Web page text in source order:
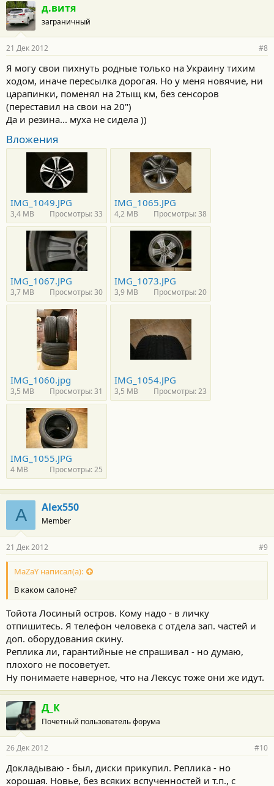
д.витя
заграничный
21 Дек 2012 #8
Я могу свои пихнуть родные только на Украину тихим
ходом, иначе пересылка дорогая. Но у меня новячие, ни
царапинки, поменял на 2тыщ км, без сенсоров
(переставил на свои на 20")
Да и резина... муха не сидела ))
Вложения
IMG_1049.JPG
3,4 MB Просмотры: 33
IMG_1065.JPG
4,2 MB Просмотры: 38
IMG_1067.JPG
3,7 MB Просмотры: 30
IMG_1073.JPG
3,9 MB Просмотры: 20
IMG_1060.jpg
3,5 MB Просмотры: 31
IMG_1054.JPG
3,5 MB Просмотры: 23
IMG_1055.JPG
4 MB Просмотры: 25
A Alex550
Member
21 Дек 2012 #9
MaZaY написал(а):
В каком салоне?
Тойота Лосиный остров. Кому надо - в личку
отпишитесь. Я телефон человека с отдела зап. частей и
доп. оборудования скину.
Реплика ли, гарантийные не спрашивал - но думаю,
плохого не посоветует.
Ну понимаете наверное, что на Лексус тоже они же идут.
Д_К
Почетный пользователь форума
26 Дек 2012 #10
Докладываю - был, диски прикупил. Реплика - но
хорошая. Новье, без всяких вспученностей и т.п., с